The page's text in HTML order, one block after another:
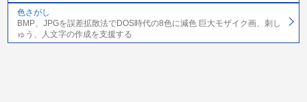
色さがし
BMP、JPGを誤差拡散法でDOS時代の8色に減色 巨大モザイク画、刺し
ゅう、人文字の作成を支援する